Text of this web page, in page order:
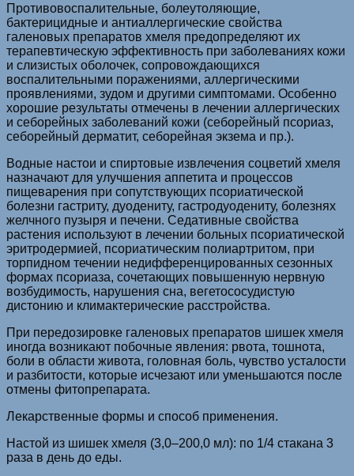
Противовоспалительные, болеутоляющие,
бактерицидные и антиаллергические свойства
галеновых препаратов хмеля предопределяют их
терапевтическую эффективность при заболеваниях кожи
и слизистых оболочек, сопровождающихся
воспалительными поражениями, аллергическими
проявлениями, зудом и другими симптомами. Особенно
хорошие результаты отмечены в лечении аллергических
и себорейных заболеваний кожи (себорейный псориаз,
себорейный дерматит, себорейная экзема и пр.).
Водные настои и спиртовые извлечения соцветий хмеля
назначают для улучшения аппетита и процессов
пищеварения при сопутствующих псориатической
болезни гастриту, дуодениту, гастродуодениту, болезнях
желчного пузыря и печени. Седативные свойства
растения используют в лечении больных псориатической
эритродермией, псориатическим полиартритом, при
торпидном течении недифференцированных сезонных
формах псориаза, сочетающих повышенную нервную
возбудимость, нарушения сна, вегетососудистую
дистонию и климактерические расстройства.
При передозировке галеновых препаратов шишек хмеля
иногда возникают побочные явления: рвота, тошнота,
боли в области живота, головная боль, чувство усталости
и разбитости, которые исчезают или уменьшаются после
отмены фитопрепарата.
Лекарственные формы и способ применения.
Настой из шишек хмеля (3,0–200,0 мл): по 1/4 стакана 3
раза в день до еды.